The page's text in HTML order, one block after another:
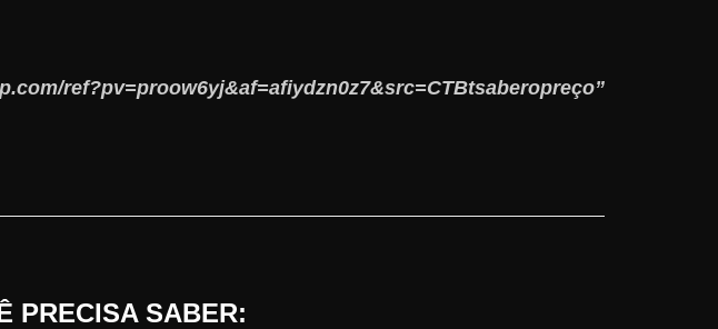
ref?pv=proow6yj&af=afiydzn0z7&src=CTBtsaberopreço”
PRECISA SABER: